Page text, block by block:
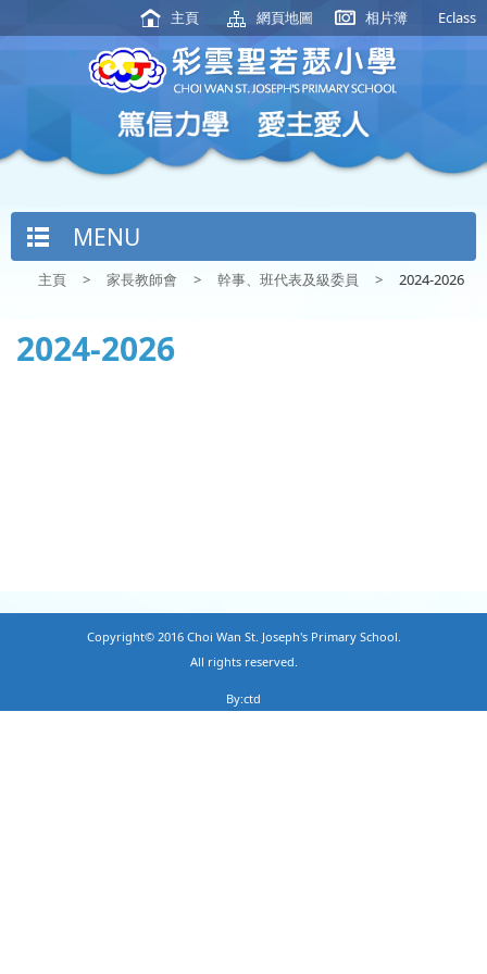
主頁 網頁地圖 相片簿 Eclass
MENU
主頁 > 家長教師會 > 幹事、班代表及級委員 > 2024-2026
2024-2026
Copyright© 2016 Choi Wan St. Joseph's Primary School.
All rights reserved.
By:ctd